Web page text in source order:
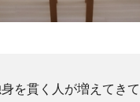
を貫く人が増えてきて